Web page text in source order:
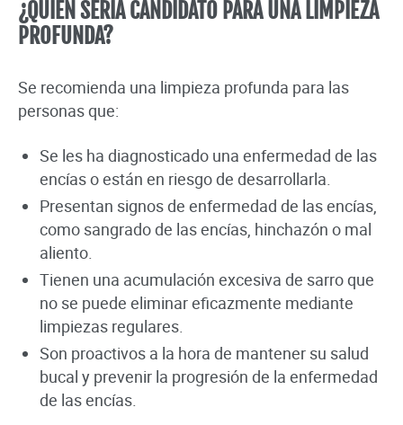
¿QUIÉN SERÍA CANDIDATO PARA UNA LIMPIEZA
PROFUNDA?
Se recomienda una limpieza profunda para las
personas que:
Se les ha diagnosticado una enfermedad de las
encías o están en riesgo de desarrollarla.
Presentan signos de enfermedad de las encías,
como sangrado de las encías, hinchazón o mal
aliento.
Tienen una acumulación excesiva de sarro que
no se puede eliminar eficazmente mediante
limpiezas regulares.
Son proactivos a la hora de mantener su salud
bucal y prevenir la progresión de la enfermedad
de las encías.